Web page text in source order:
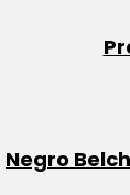
Negro